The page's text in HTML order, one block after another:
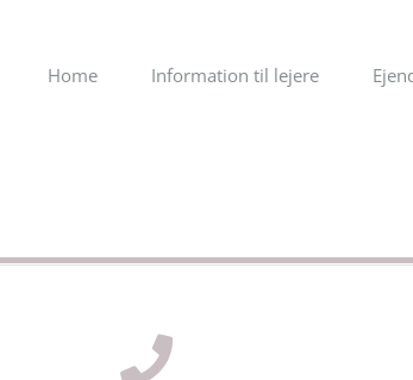
Home Information til lejere